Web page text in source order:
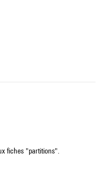
fiches "partitions".